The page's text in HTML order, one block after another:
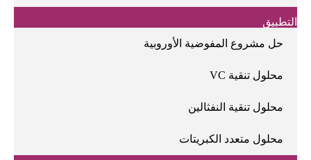
التطبيق
حل مشروع المفوضية الأوروبية
محلول تنقية VC
محلول تنقية النفثالين
محلول متعدد الكبريتات